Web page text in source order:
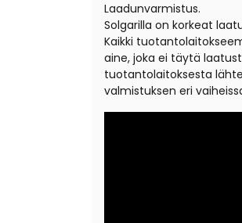
Laadunvarmistus.
Solgarilla on korkeat
Kaikki
aine, joka ei täytä
tuotantolaitoksesta
valmistuksen eri